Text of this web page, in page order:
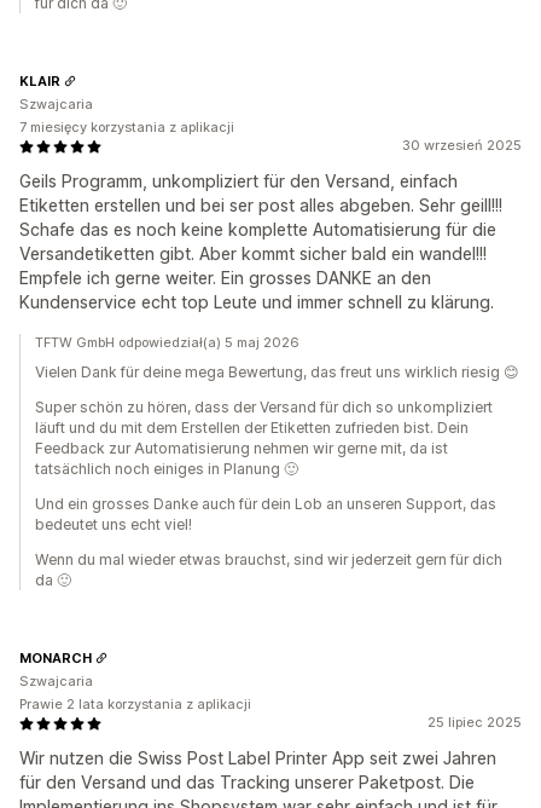
30 wrzesień 2025
Geils Programm, unkompliziert für den Versand, einfach
Etiketten erstellen und bei ser post alles abgeben. Sehr geill!!!
Schafe das es noch keine komplette Automatisierung für die
Versandetiketten gibt. Aber kommt sicher bald ein wandel!!!
Empfele ich gerne weiter. Ein grosses DANKE an den
Kundenservice echt top Leute und immer schnell zu klärung.
KLAIR
Szwajcaria
7 miesięcy korzystania z aplikacji
TFTW GmbH odpowiedział(a) 5 maj 2026
Vielen Dank für deine mega Bewertung, das freut uns wirklich riesig 😊
Super schön zu hören, dass der Versand für dich so unkompliziert
läuft und du mit dem Erstellen der Etiketten zufrieden bist. Dein
Feedback zur Automatisierung nehmen wir gerne mit, da ist
tatsächlich noch einiges in Planung 🙂
Und ein grosses Danke auch für dein Lob an unseren Support, das
bedeutet uns echt viel!
Wenn du mal wieder etwas brauchst, sind wir jederzeit gern für dich
da 🙂
25 lipiec 2025
Wir nutzen die Swiss Post Label Printer App seit zwei Jahren
für den Versand und das Tracking unserer Paketpost. Die
MONARCH
Szwajcaria
Prawie 2 lata korzystania z aplikacji